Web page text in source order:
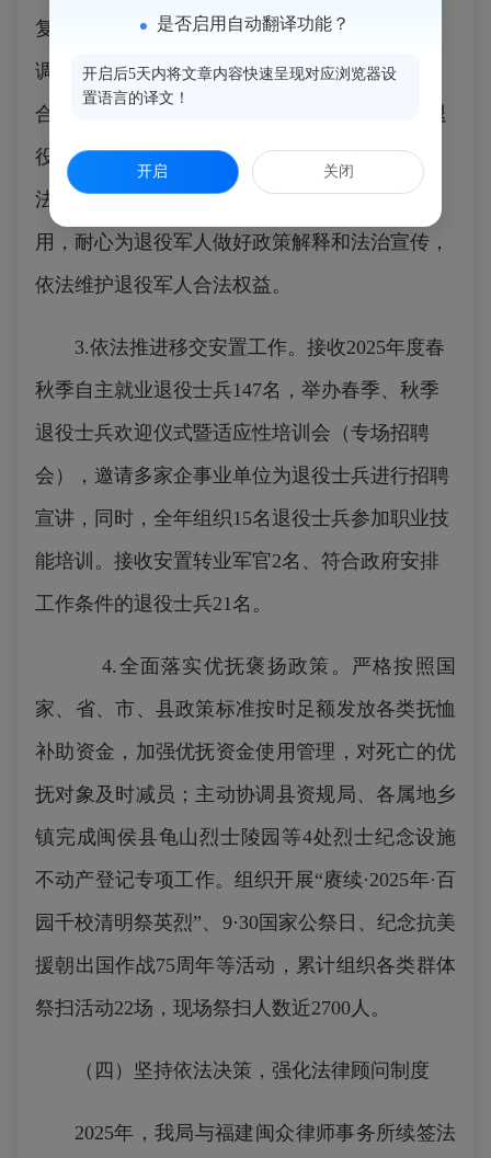
复印档案，接待档案咨询400余人次，完成档案
调档64件，提供档案支撑印证服务200余次；联
合闽侯县总医院设立“退役军人优待医院”，为退
役军人提供各类医疗优待服务。发挥普法宣传、
法律援助、老兵调解室、退役军人意见箱等作
用，耐心为退役军人做好政策解释和法治宣传，
依法维护退役军人合法权益。
3.依法推进移交安置工作。接收2025年度春
秋季自主就业退役士兵147名，举办春季、秋季
退役士兵欢迎仪式暨适应性培训会（专场招聘
会），邀请多家企事业单位为退役士兵进行招聘
宣讲，同时，全年组织15名退役士兵参加职业技
能培训。接收安置转业军官2名、符合政府安排
工作条件的退役士兵21名。
4.全面落实优抚褒扬政策。严格按照国
家、省、市、县政策标准按时足额发放各类抚恤
补助资金，加强优抚资金使用管理，对死亡的优
抚对象及时减员；主动协调县资规局、各属地乡
镇完成闽侯县龟山烈士陵园等4处烈士纪念设施
不动产登记专项工作。组织开展“赓续·2025年·百
园千校清明祭英烈”、9·30国家公祭日、纪念抗美
援朝出国作战75周年等活动，累计组织各类群体
祭扫活动22场，现场祭扫人数近2700人。
（四）坚持依法决策，强化法律顾问制度
2025年，我局与福建闽众律师事务所续签法
是否启用自动翻译功能？
开启后5天内将文章内容快速呈现对应浏览器设
置语言的译文！
开启 关闭